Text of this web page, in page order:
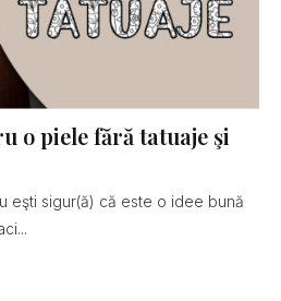
o piele fără tatuaje şi
eşti sigur(ă) că este o idee bună